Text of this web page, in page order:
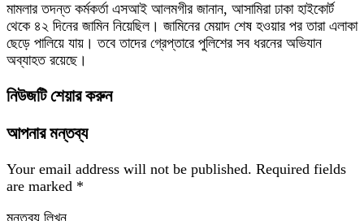
মামলার তদন্ত কর্মকর্তা এসআই আলমগীর জানান, আসামিরা ঢাকা হাইকোর্ট
থেকে ৪২ দিনের জামিন নিয়েছিল। জামিনের মেয়াদ শেষ হওয়ার পর তারা এলাকা
ছেড়ে পালিয়ে যায়। তবে তাদের গ্রেপ্তারে পুলিশের সব ধরনের অভিযান
অব্যাহত রয়েছে।
নিউজটি শেয়ার করুন
আপনার মন্তব্য
Your email address will not be published. Required fields
are marked *